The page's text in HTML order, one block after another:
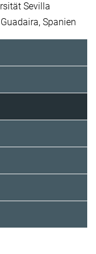
Sevilla
Spanien